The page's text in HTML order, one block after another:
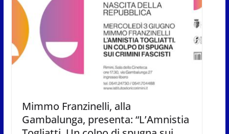
Mimmo Franzinelli, alla
Gambalunga, presenta: “L’Amnistia